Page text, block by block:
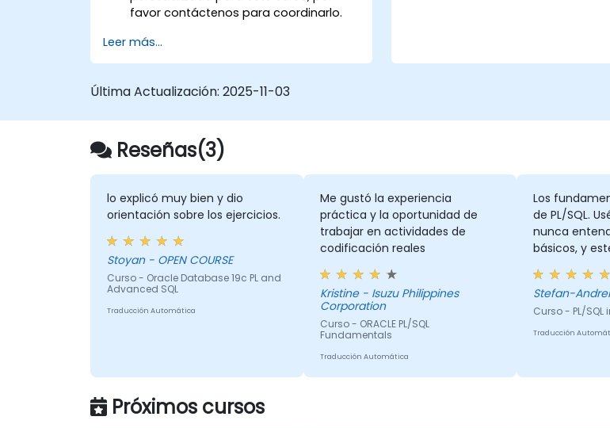
favor contáctenos para coordinarlo.
Leer más...
Crear y utilizar paquetes PL/
Última Actualización: 2025-11-03
Reseñas(3)
lo explicó muy bien y dio
orientación sobre los ejercicios.
Stoyan - OPEN COURSE
Curso - Oracle Database 19c PL and
Advanced SQL
Traducción Automática
Me gustó la experiencia
práctica y la oportunidad de
trabajar en actividades de
codificación reales
Kristine - Isuzu Philippines
Corporation
Curso - ORACLE PL/SQL
Fundamentals
Traducción Automática
Los
de PL/SQL.
nunca
básicos, y
mucho a
consultas de
Stefan-Andrei
Curso - PL/SQL
Traducción
Próximos cursos